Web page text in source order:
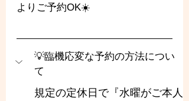
よりご予約OK☀️
💡臨機応変な予約の方法につい
て
規定の定休日で『水曜がご本人